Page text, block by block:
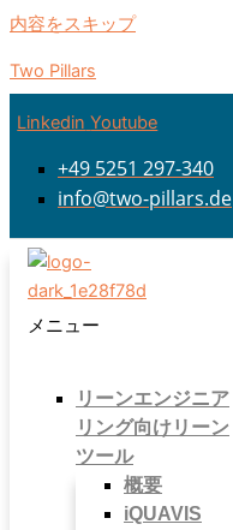
内容をスキップ
Two Pillars
Linkedin Youtube
+49 5251 297-340
info@two-pillars.de
メニュー
リーンエンジニア
リング向けリーン
ツール
概要
iQUAVIS